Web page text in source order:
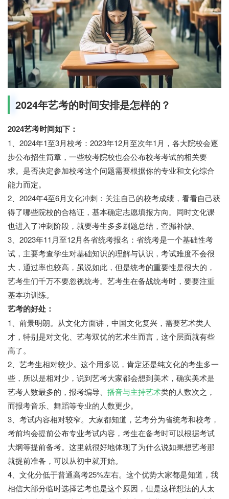
2024年艺考的时间安排是怎样的？
2024艺考时间如下：
1、2024年1至3月校考：2023年12月至次年1月，各大院校会逐
步公布招生简章，一些校考院校也会公布校考考试的相关要
求。是否决定参加校考这个问题需要根据你的专业和文化综合
能力而定。
2、2024年4至6月文化冲刺：关注自己的校考成绩，看看自己获
得了哪些院校的合格证，基本确定志愿填报方向。同时文化课
也进入了冲刺阶段，就要考生多多刷题总结，查漏补缺。
3、2023年11月至12月各省统考报名：省统考是一个基础性考
试，主要考查学生对基础知识的理解与认识，考试难度不会很
大，通过率也较高，虽说如此，但是统考的重要性是很大的，
艺考生们千万不要忽视统考。艺考生在备战统考时，要要注重
基本功训练。
艺考的好处：
1、前景明朗。从文化方面讲，中国文化复兴，需要艺术类人
才，特别是对文化、艺考双优的艺术生而言，这个层面就有些
高了。
2、艺考生相对较少。这个用多说，肯定还是纯文化的考生多一
些，所以是相对少，说到艺考大家都会想到美术，确实美术是
艺考人数最多的，报考编导、 播音与主持艺术类的人数次之，
而报考音乐、舞蹈等专业的人数更少。
3、考试内容相对较窄。大家都知道，艺考分为省统考和校考，
考前均会提前公布专业考试内容，考生在备考时可以根据考试
大纲等提前备考。这里就很好地体现了为什么说如果想艺考那
就提前准备，可以从初中就开始。
4、文化分低于普通高考25%左右。这个优势大家都是知道，我
相信大部分临时选择艺考也是这个原因，但是这样想法的人太